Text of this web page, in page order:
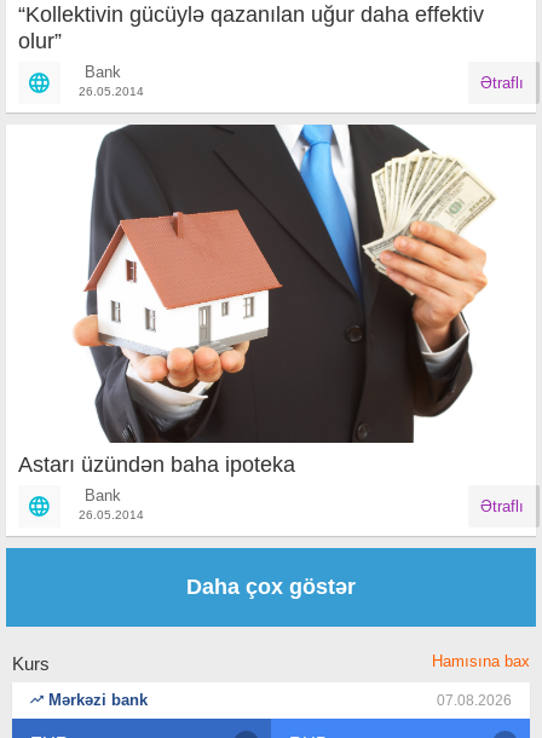
“Kollektivin gücüylə qazanılan uğur daha effektiv
olur”
Bank
26.05.2014 Ətraflı
Astarı üzündən baha ipoteka
Bank
26.05.2014 Ətraflı
Daha çox göstər
Kurs Hamısına bax
Mərkəzi bank 07.08.2026